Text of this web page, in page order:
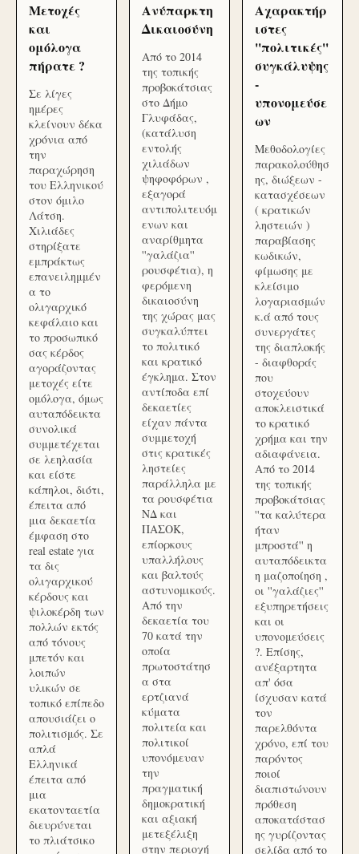
Μετοχές
και
ομόλογα
πήρατε ?
Σε λίγες
ημέρες
κλείνουν δέκα
χρόνια από
την
παραχώρηση
του Ελληνικού
στον όμιλο
Λάτση.
Χιλιάδες
στηρίξατε
εμπράκτως
επανειλημμέν
α το
ολιγαρχικό
κεφάλαιο και
το προσωπικό
σας κέρδος
αγοράζοντας
μετοχές είτε
ομόλογα, όμως
αυταπόδεικτα
συνολικά
συμμετέχεται
σε λεηλασία
και είστε
κάπηλοι, διότι,
έπειτα από
μια δεκαετία
έμφαση στο
real estate για
τα δις
ολιγαρχικού
κέρδους και
ψιλοκέρδη των
πολλών εκτός
από τόνους
μπετόν και
λοιπών
υλικών σε
τοπικό επίπεδο
απουσιάζει ο
πολιτισμός. Σε
απλά
Ελληνικά
έπειτα από
μια
εκατονταετία
διευρύνεται
το πλιάτσικο
Ανύπαρκτη
Δικαιοσύνη
Από το 2014
της τοπικής
προβοκάτσιας
στο Δήμο
Γλυφάδας,
(κατάλυση
εντολής
χιλιάδων
ψηφοφόρων ,
εξαγορά
αντιπολιτευόμ
ενων και
αναρίθμητα
''γαλάζια''
ρουσφέτια), η
φερόμενη
δικαιοσύνη
της χώρας μας
συγκαλύπτει
το πολιτικό
και κρατικό
έγκλημα. Στον
αντίποδα επί
δεκαετίες
είχαν πάντα
συμμετοχή
στις κρατικές
ληστείες
παράλληλα με
τα ρουσφέτια
ΝΔ και
ΠΑΣΟΚ,
επίορκους
υπαλλήλους
και βαλτούς
αστυνομικούς.
Από την
δεκαετία του
70 κατά την
οποία
πρωτοστάτησ
α στα
ερτζιανά
κύματα
πολιτεία και
πολιτικοί
υπονόμευαν
την
πραγματική
δημοκρατική
και αξιακή
μετεξέλιξη
στην περιοχή
Αχαρακτήρ
ιστες
''πολιτικές''
συγκάλυψης
-
υπονομεύσε
ων
Μεθοδολογίες
παρακολούθησ
ης, διώξεων -
κατασχέσεων
( κρατικών
ληστειών )
παραβίασης
κωδικών,
φίμωσης με
κλείσιμο
λογαριασμών
κ.ά από τους
συνεργάτες
της διαπλοκής
- διαφθοράς
που
στοχεύουν
αποκλειστικά
το κρατικό
χρήμα και την
αδιαφάνεια.
Από το 2014
της τοπικής
προβοκάτσιας
''τα καλύτερα
ήταν
μπροστά'' η
αυταπόδεικτα
η μαζοποίηση ,
οι ''γαλάζιες''
εξυπηρετήσεις
και οι
υπονομεύσεις
?. Επίσης,
ανέξαρτητα
απ' όσα
ίσχυσαν κατά
τον
παρελθόντα
χρόνο, επί του
παρόντος
ποιοί
διαπιστώνουν
πρόθεση
αποκατάστασ
ης γυρίζοντας
σελίδα από το